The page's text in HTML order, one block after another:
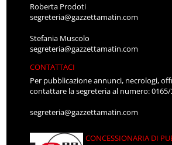
Roberta Prodoti
segreteria@gazzettamatin.com
Stefania Muscolo
segreteria@gazzettamatin.com
CONTATTACI
Per pubblicazione annunci, necrologi,
contattare la segreteria al numero: 0165/
segreteria@gazzettamatin.com
CONCESSIONARIA DI